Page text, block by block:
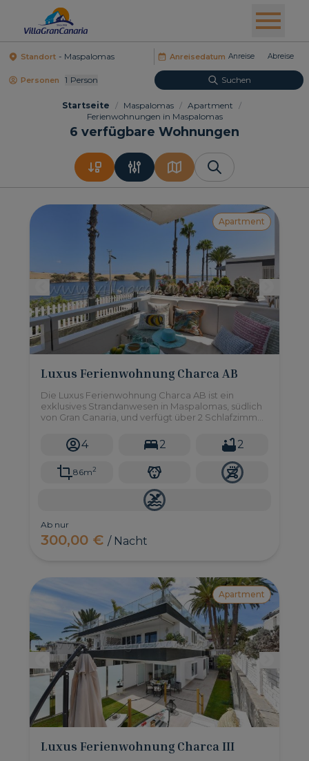
Standort Anreisedatum
Personen 1 Person Suchen
Startseite / Maspalomas / Apartment /
Ferienwohnungen in Maspalomas
6 verfügbare Wohnungen
Apartment
Luxus Ferienwohnung Charca AB
Die Luxus Ferienwohnung Charca AB ist ein
exklusives Strandanwesen in Maspalomas, südlich
von Gran Canaria, und verfügt über 2 Schlafzimmer
4 2 2
86m2
Ab nur
300,00 €/ Nacht
Apartment
Luxus Ferienwohnung Charca III